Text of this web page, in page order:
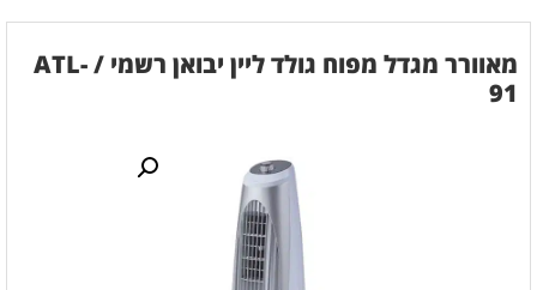
מאוורר מגדל מפוח גולד ליין יבואן רשמי / ATL-
91